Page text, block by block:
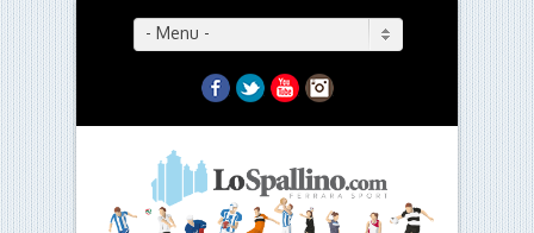
- Menu -
Facebook
TwitterYouTubeInstagram